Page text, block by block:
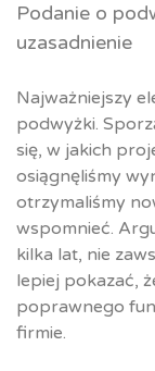
Podanie o
uzasadnienie
Najważniejszy
podwyżki.
się, w jakich
osiągnęliśmy
otrzymaliśmy
wspomnieć.
kilka lat, nie
lepiej pokazać,
poprawnego
firmie.